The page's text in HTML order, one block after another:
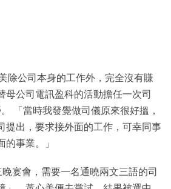
除公司本身的工作外，完全沒有賺
母公司電訊盈科的活動擔任一次司
「當時我發覺做司儀原來很好搵，
提出，要求接外面的工作，可幸同事
的事業。」
宴會，需要一名通曉兩文三語的司